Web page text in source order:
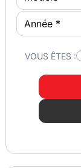
VOUS ÊTES :